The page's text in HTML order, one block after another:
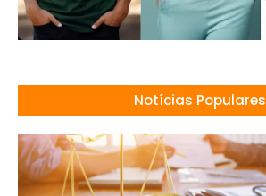
Notícias Populares